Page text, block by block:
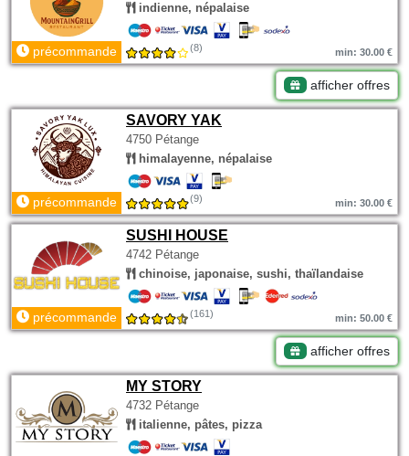
indienne, népalaise
précommande (8) min: 30.00 €
afficher offres
SAVORY YAK
4750 Pétange
himalayenne, népalaise
précommande (9) min: 30.00 €
SUSHI HOUSE
4742 Pétange
chinoise, japonaise, sushi, thaïlandaise
précommande (161) min: 50.00 €
afficher offres
MY STORY
4732 Pétange
italienne, pâtes, pizza